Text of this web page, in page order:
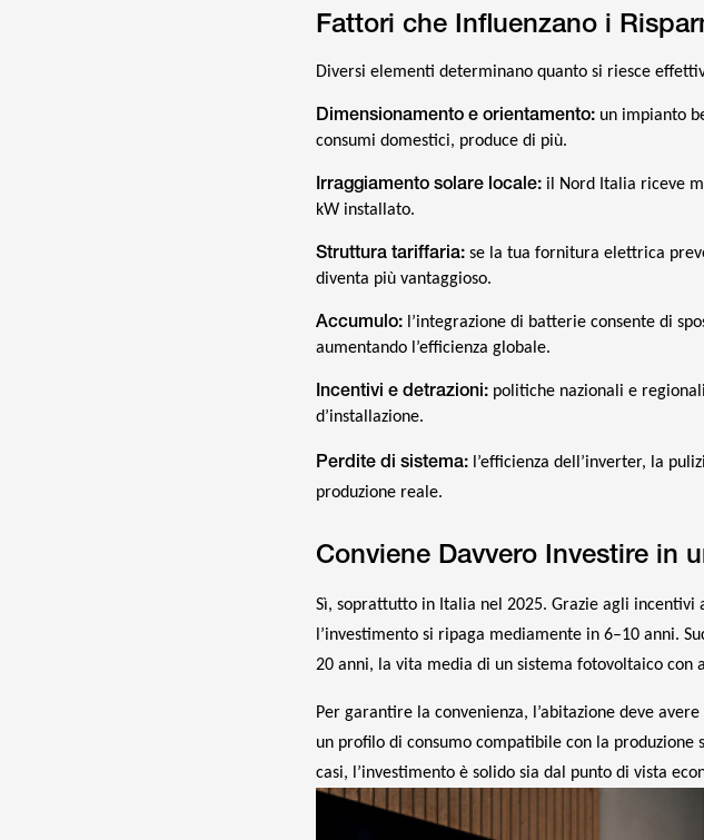
Fattori che Influenzano i
Diversi elementi determinano quanto si riesce
Dimensionamento e orientamento:un impianto
consumi domestici, produce di più.
Irraggiamento solare locale:il Nord Italia riceve
kW installato.
Struttura tariffaria:se la tua fornitura elettrica
diventa più vantaggioso.
Accumulo:l’integrazione di batterie consente di
aumentando l’efficienza globale.
Incentivi e detrazioni:politiche nazionali e
d’installazione.
Perdite di sistema:l’efficienza dell’inverter, la
produzione reale.
Conviene Davvero Investire in
Sì, soprattutto in Italia nel 2025. Grazie agli incentivi
l’investimento si ripaga mediamente in 6–10 anni.
20 anni, la vita media di un sistema fotovoltaico con
Per garantire la convenienza, l’abitazione deve
un profilo di consumo compatibile con la
casi, l’investimento è solido sia dal punto di vista